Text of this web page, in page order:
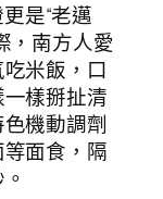
是“老邁
，南方人愛
米飯，口
樣掰扯清
機動調劑
面食，隔